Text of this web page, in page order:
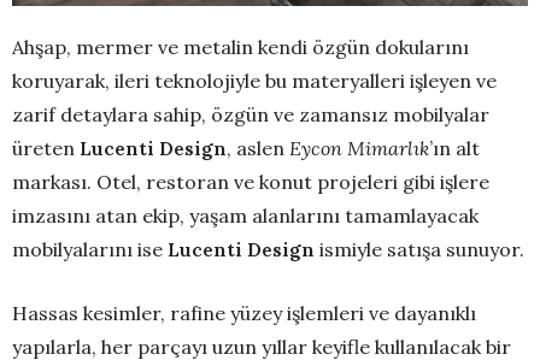
Ahşap, mermer ve metalin kendi özgün dokularını
koruyarak, ileri teknolojiyle bu materyalleri işleyen ve
zarif detaylara sahip, özgün ve zamansız mobilyalar
üreten Lucenti Design, aslen Eycon Mimarlık’ın alt
markası. Otel, restoran ve konut projeleri gibi işlere
imzasını atan ekip, yaşam alanlarını tamamlayacak
mobilyalarını ise Lucenti Design ismiyle satışa sunuyor.
Hassas kesimler, rafine yüzey işlemleri ve dayanıklı
yapılarla, her parçayı uzun yıllar keyifle kullanılacak bir